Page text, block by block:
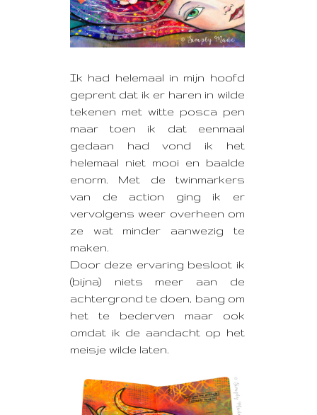
Ik had helemaal in mijn hoofd
geprent dat ik er haren in wilde
tekenen met witte posca pen
maar toen ik dat eenmaal
gedaan had vond ik het
helemaal niet mooi en baalde
enorm. Met de twinmarkers
van de action ging ik er
vervolgens weer overheen om
ze wat minder aanwezig te
maken.
Door deze ervaring besloot ik
(bijna) niets meer aan de
achtergrond te doen, bang om
het te bederven maar ook
omdat ik de aandacht op het
meisje wilde laten.